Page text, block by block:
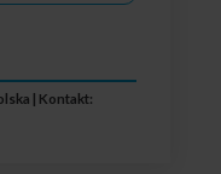
| Kontakt: